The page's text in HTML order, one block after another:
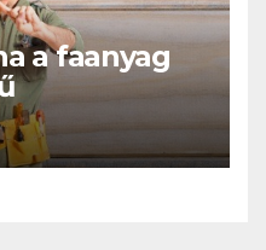
a faanyag